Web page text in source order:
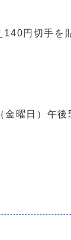
円切手を
曜日）午後